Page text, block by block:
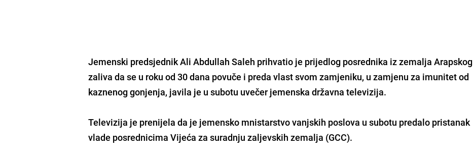
Jemenski predsjednik Ali Abdullah Saleh prihvatio je prijedlog posrednika iz zemalja Arapskog
zaliva da se u roku od 30 dana povuče i preda vlast svom zamjeniku, u zamjenu za imunitet od
kaznenog gonjenja, javila je u subotu uvečer jemenska državna televizija.
Televizija je prenijela da je jemensko mnistarstvo vanjskih poslova u subotu predalo pristanak
vlade posrednicima Vijeća za suradnju zaljevskih zemalja (GCC).